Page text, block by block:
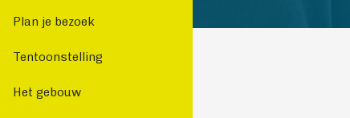
Plan je bezoek
Tentoonstelling
Het gebouw